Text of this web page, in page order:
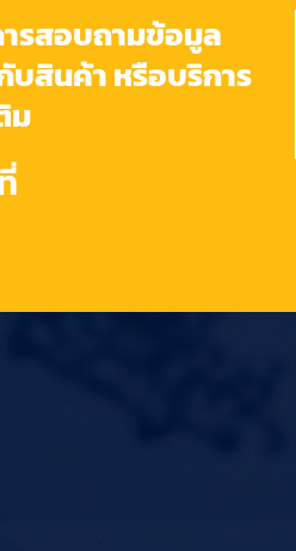
รสอบถามข้อมูล
บสินค้า หรือบริการ
ม